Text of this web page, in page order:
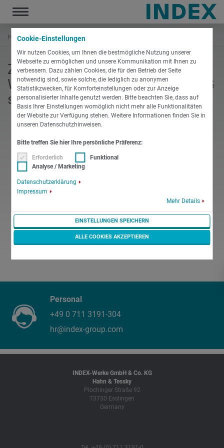
Cookie-Einstellungen
Wir nutzen Cookies, um Ihnen die bestmögliche Nutzung unserer
Webseite zu ermöglichen und unsere Kommunikation mit Ihnen zu
verbessern. Dazu zählen Cookies, die für den Betrieb der Seite
notwendig sind, sowie solche, die lediglich zu anonymen
Statistikzwecken, für Komforteinstellungen oder zur Anzeige
personalisierter Inhalte genutzt werden. Bitte beachten Sie, dass auf
Basis Ihrer Einstellungen womöglich nicht mehr alle Funktionalitäten
der Website zur Verfügung stehen. Weitere Informationen finden Sie in
unseren Datenschutzhinweisen.
Bitte treffen Sie hier Ihre persönliche Präferenz:
Erforderlich
Funktional
Analyse / Marketing
Datenschutzerklärung
Impressum
Mehr Details
EINSTELLUNGEN SPEICHERN
ALLE COOKIES AKZEPTIEREN
Toggle
navigation
Home Unternehmen Jobs & Karriere
Zur Unterstützung der INDEX
Werkzeugmaschinen Schweiz AG
suchen wir:
ZUM STELLENANGEBOT
Servicetechniker (m/w/d) im Außendienst
ZUM STELLENANGEBOT
Personal
+49 0 711 3191-304
hr@index-group.com
INDEX-Werke GmbH & Co. KG
Hahn & Tessky
Plochinger Straße 92
73730 Esslingen
Germany